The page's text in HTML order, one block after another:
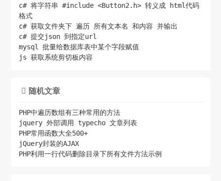
c# 将字符串 #include <Button2.h> 转义成 html代码
格式
c# 获取文件夹下 遍历 所有文本名 和内容 并输出
c# 提交json 到指定url
mysql 批量给数据库表中某个字段赋值
js 获取系统剪切板内容
 随机文章
PHP中遍历数组有三种常用的方法
jquery 外部调用 typecho 文章列表
PHP常用函数大全500+
jQuery封装的AJAX
PHP利用一行代码删除目录下所有文件方法示例